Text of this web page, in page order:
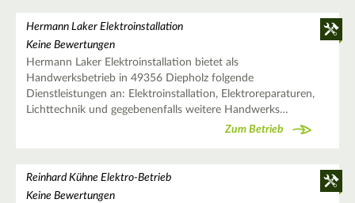
Hermann Laker Elektroinstallation
Keine Bewertungen
Hermann Laker Elektroinstallation bietet als
Handwerksbetrieb in 49356 Diepholz folgende
Dienstleistungen an: Elektroinstallation, Elektroreparaturen,
Lichttechnik und gegebenenfalls weitere Handwerks…
Zum Betrieb
Reinhard Kühne Elektro-Betrieb
Keine Bewertungen